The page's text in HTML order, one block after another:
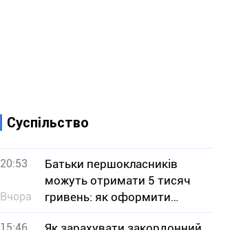
Суспільство
20:53
Вчора
Батьки першокласників
можуть отримати 5 тисяч
гривень: як оформити
«Пакунок школяра»